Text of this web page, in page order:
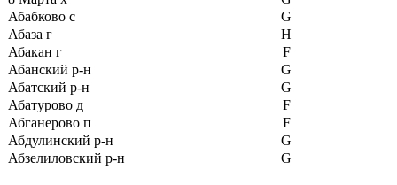
Абабково с
G
Абаза г
H
Абакан г
F
Абанский р-н
G
Абатский р-н
G
Абатурово д
F
Абганерово п
F
Абдулинский р-н
G
Абзелиловский р-н
G